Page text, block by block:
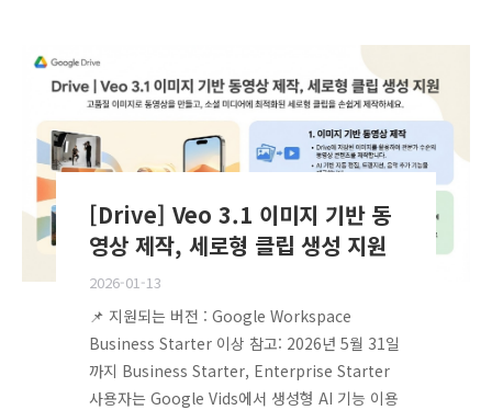
[Drive] Veo 3.1 이미지 기반 동
영상 제작, 세로형 클립 생성 지원
2026-01-13
📌 지원되는 버전 : Google Workspace
Business Starter 이상 참고: 2026년 5월 31일
까지 Business Starter, Enterprise Starter
사용자는 Google Vids에서 생성형 AI 기능 이용